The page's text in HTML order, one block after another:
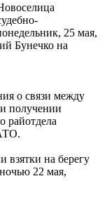
25 мая,
Бунечко на
о связи между
получении
райотдела
взятки на берегу
22 мая,